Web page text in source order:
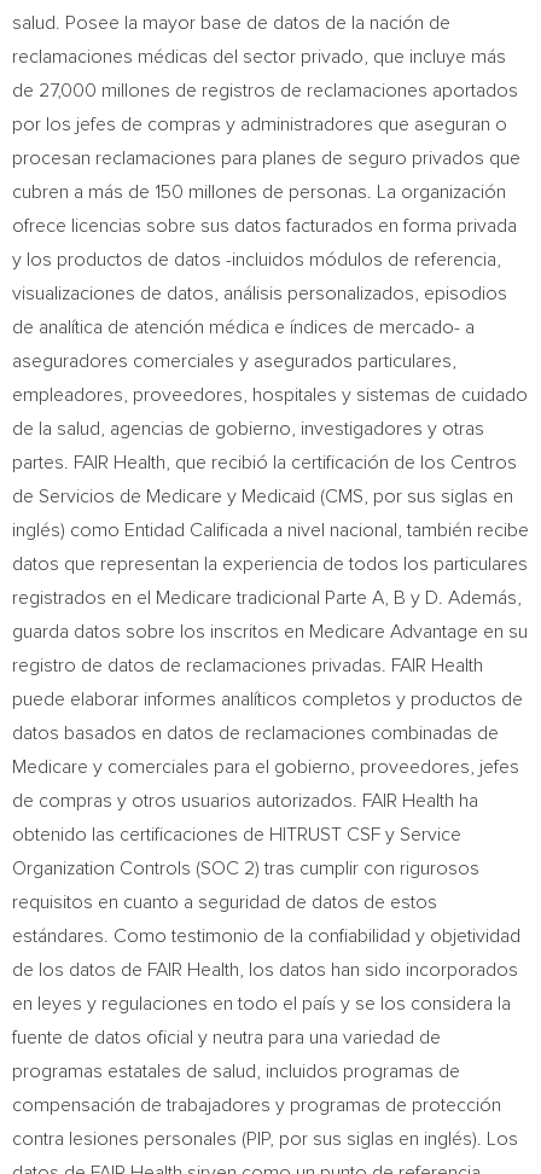
salud. Posee la mayor base de datos de la nación de
reclamaciones médicas del sector privado, que incluye más
de 27,000 millones de registros de reclamaciones aportados
por los jefes de compras y administradores que aseguran o
procesan reclamaciones para planes de seguro privados que
cubren a más de 150 millones de personas. La organización
ofrece licencias sobre sus datos facturados en forma privada
y los productos de datos -incluidos módulos de referencia,
visualizaciones de datos, análisis personalizados, episodios
de analítica de atención médica e índices de mercado- a
aseguradores comerciales y asegurados particulares,
empleadores, proveedores, hospitales y sistemas de cuidado
de la salud, agencias de gobierno, investigadores y otras
partes. FAIR Health, que recibió la certificación de los Centros
de Servicios de Medicare y Medicaid (CMS, por sus siglas en
inglés) como Entidad Calificada a nivel nacional, también recibe
datos que representan la experiencia de todos los particulares
registrados en el Medicare tradicional Parte A, B y D. Además,
guarda datos sobre los inscritos en Medicare Advantage en su
registro de datos de reclamaciones privadas. FAIR Health
puede elaborar informes analíticos completos y productos de
datos basados en datos de reclamaciones combinadas de
Medicare y comerciales para el gobierno, proveedores, jefes
de compras y otros usuarios autorizados. FAIR Health ha
obtenido las certificaciones de HITRUST CSF y Service
Organization Controls (SOC 2) tras cumplir con rigurosos
requisitos en cuanto a seguridad de datos de estos
estándares. Como testimonio de la confiabilidad y objetividad
de los datos de FAIR Health, los datos han sido incorporados
en leyes y regulaciones en todo el país y se los considera la
fuente de datos oficial y neutra para una variedad de
programas estatales de salud, incluidos programas de
compensación de trabajadores y programas de protección
contra lesiones personales (PIP, por sus siglas en inglés). Los